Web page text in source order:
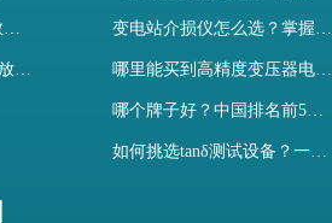
统
变电站介损仪怎么选？掌握采购要点-木森电气
哪里能买到高精度变压器电容量及介损测试仪？快速解决选型难题
哪个牌子好？中国排名前5介质损耗测试仪选型对比快速解决测量难题
如何挑选tanδ测试设备？一文掌握高压介质损耗测试仪采购核心